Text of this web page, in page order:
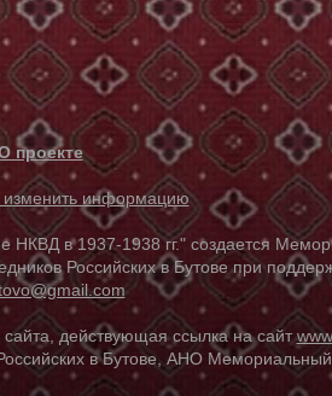
проекте
изменить информацию
в 1937-1938 гг." создается
Российских в Бутове при
действующая ссылка на сайт
в Бутове, АНО Мемориальный